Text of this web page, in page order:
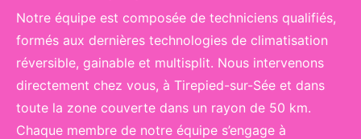
Notre équipe est composée de techniciens qualifiés,
formés aux dernières technologies de climatisation
réversible, gainable et multisplit. Nous intervenons
directement chez vous, à Tirepied-sur-Sée et dans
toute la zone couverte dans un rayon de 50 km.
Chaque membre de notre équipe s’engage à